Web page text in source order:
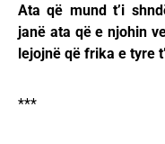
Ata që mund t’i
janë ata që e njohin
lejojnë që frika e tyre
***